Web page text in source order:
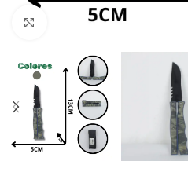
Haz clic para ampliar